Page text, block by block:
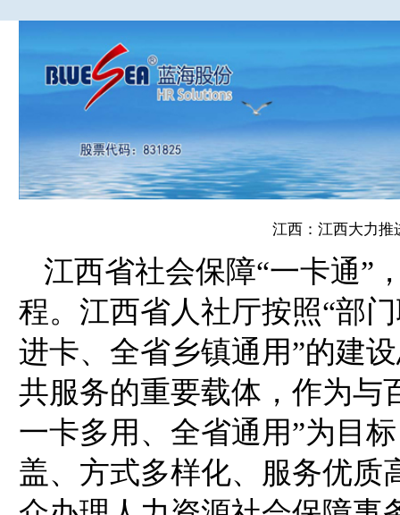
江西：江西大力推
江西省社会保障“一卡通”
程。江西省人社厅按照“部
进卡、全省乡镇通用”的建
共服务的重要载体，作为与
一卡多用、全省通用”为目
盖、方式多样化、服务优质